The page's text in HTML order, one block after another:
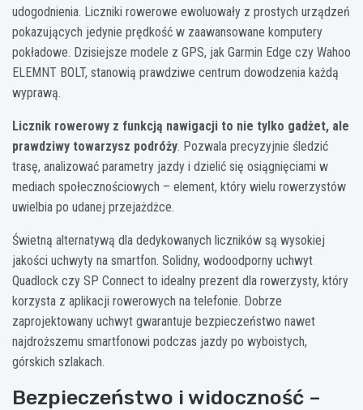
udogodnienia. Liczniki rowerowe ewoluowały z prostych urządzeń
pokazujących jedynie prędkość w zaawansowane komputery
pokładowe. Dzisiejsze modele z GPS, jak Garmin Edge czy Wahoo
ELEMNT BOLT, stanowią prawdziwe centrum dowodzenia każdą
wyprawą.
Licznik rowerowy z funkcją nawigacji to nie tylko gadżet, ale
prawdziwy towarzysz podróży. Pozwala precyzyjnie śledzić
trasę, analizować parametry jazdy i dzielić się osiągnięciami w
mediach społecznościowych – element, który wielu rowerzystów
uwielbia po udanej przejażdżce.
Świetną alternatywą dla dedykowanych liczników są wysokiej
jakości uchwyty na smartfon. Solidny, wodoodporny uchwyt
Quadlock czy SP Connect to idealny prezent dla rowerzysty, który
korzysta z aplikacji rowerowych na telefonie. Dobrze
zaprojektowany uchwyt gwarantuje bezpieczeństwo nawet
najdroższemu smartfonowi podczas jazdy po wyboistych,
górskich szlakach.
Bezpieczeństwo i widoczność –